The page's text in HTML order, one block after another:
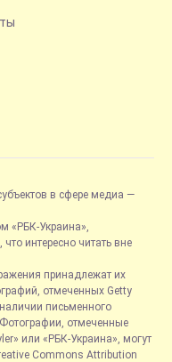
в сфере медиа —
«РБК-Украина»,
интересно читать вне
принадлежат их
отмеченных Getty
письменного
отмеченные
или «РБК-Украина», могут
Commons Attribution